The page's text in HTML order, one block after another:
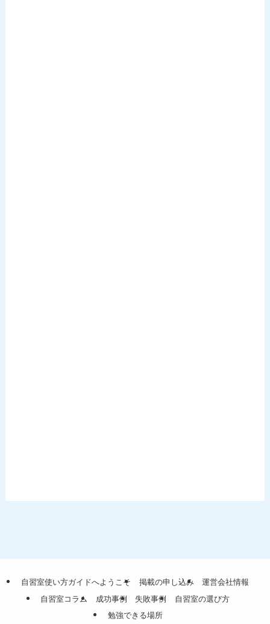
自習室使い方ガイドへようこそ 掲載の申し込み
運営会社情報
自習室コラム
成功事例 失敗事例
自習室の選び方
勉強できる場所